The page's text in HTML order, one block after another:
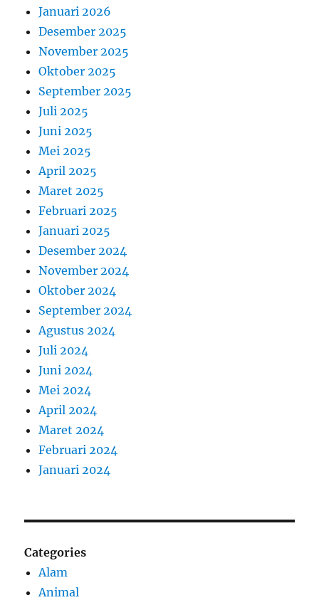
Januari 2026
Desember 2025
November 2025
Oktober 2025
September 2025
Juli 2025
Juni 2025
Mei 2025
April 2025
Maret 2025
Februari 2025
Januari 2025
Desember 2024
November 2024
Oktober 2024
September 2024
Agustus 2024
Juli 2024
Juni 2024
Mei 2024
April 2024
Maret 2024
Februari 2024
Januari 2024
Categories
Alam
Animal